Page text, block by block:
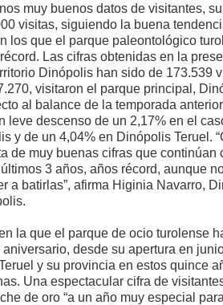
muy buenos datos de visitantes,
visitas, siguiendo la buena
los que el parque paleontológico
Las cifras obtenidas en la
Dinópolis han sido de 173.539
visitaron el parque principal,
al balance de la temporada
leve descenso de un 2,17% en el
y de un 4,04% en Dinópolis Teruel.
de muy buenas cifras que continúan
3 años, años récord, aunque
a batirlas”, afirma Higinia Navarro,
la que el parque de ocio turolense
aniversario, desde su apertura en
y su provincia en estos quince
Una espectacular cifra de
de oro “a un año muy especial